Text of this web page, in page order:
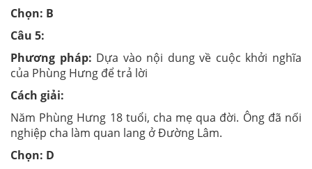
Chọn: B
Câu 5:
Phương pháp: Dựa vào nội dung về cuộc khởi nghĩa
của Phùng Hưng để trả lời
Cách giải:
Năm Phùng Hưng 18 tuổi, cha mẹ qua đời. Ông đã nối
nghiệp cha làm quan lang ở Đường Lâm.
Chọn: D